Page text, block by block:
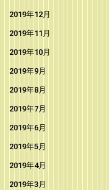
2019年12月
2019年11月
2019年10月
2019年9月
2019年8月
2019年7月
2019年6月
2019年5月
2019年4月
2019年3月